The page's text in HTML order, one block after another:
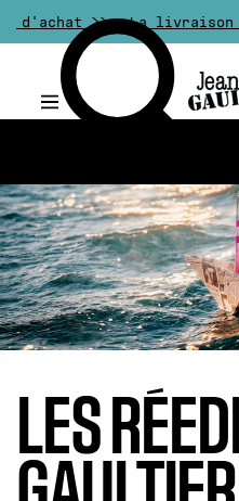
La livraison est
LES